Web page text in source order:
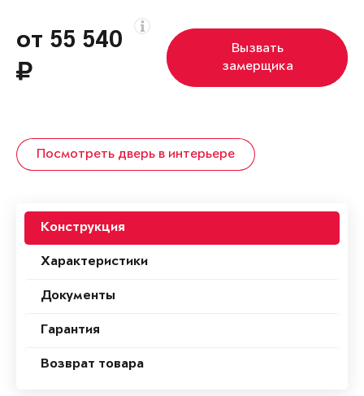
от 55 540
Вызвать
замерщика
Посмотреть дверь в интерьере
Конструкция
Характеристики
Документы
Гарантия
Возврат товара